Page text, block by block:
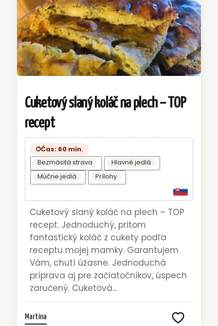
Cuketový slaný koláč na plech – TOP
recept
Čas: 60 min.
Bezmäsitá strava
Hlavné jedlá
Múčne jedlá
Prílohy
Cuketový slaný koláč na plech – TOP
recept. Jednoduchý, pritom
fantastický koláč z cukety podľa
receptu mojej mamky. Garantujem
Vám, chutí úžasne. Jednoduchá
príprava aj pre začiatočníkov, úspech
zaručený. Cuketová...
Martina